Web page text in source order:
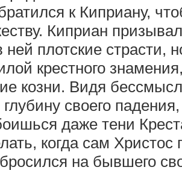
к Киприану,
Киприан
ней плотские
крестного
козни. Видя
своего
даже тени
когда сам Христос
на бывшего